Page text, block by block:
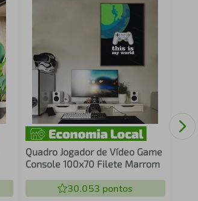
Quadro Jogador de Vídeo Game
Console 100x70 Filete Marrom
30.053 pontos